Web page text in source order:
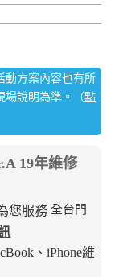
動方案內容也有所
場說明為準。（點
19年維修
全台門